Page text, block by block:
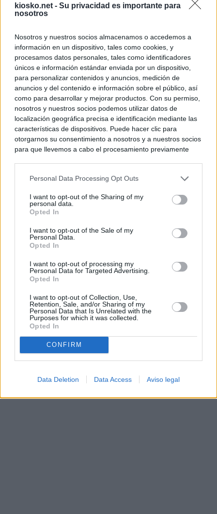
kiosko.net - Su privacidad es importante para
nosotros
Nosotros y nuestros socios almacenamos o accedemos a
información en un dispositivo, tales como cookies, y
procesamos datos personales, tales como identificadores
únicos e información estándar enviada por un dispositivo,
para personalizar contenidos y anuncios, medición de
anuncios y del contenido e información sobre el público, así
como para desarrollar y mejorar productos. Con su permiso,
nosotros y nuestros socios podemos utilizar datos de
localización geográfica precisa e identificación mediante las
características de dispositivos. Puede hacer clic para
otorgarnos su consentimiento a nosotros y a nuestros socios
para que llevemos a cabo el procesamiento previamente
negar su consentimiento. Tenga en cuenta que algún
de su consentimiento, pero usted tiene el derecho de
rechazar tal procesamiento. Sus preferencias se aplicarán
cualquier momento entrando de nuevo en este sitio web o
visitando nuestra política de privacidad.
Personal Data Processing Opt Outs
I want to opt-out of the Sharing of my
personal data.
Opted In
I want to opt-out of the Sale of my
Personal Data.
Opted In
I want to opt-out of processing my
Personal Data for Targeted Advertising.
Opted In
I want to opt-out of Collection, Use,
Retention, Sale, and/or Sharing of my
Personal Data that Is Unrelated with the
Purposes for which it was collected.
Opted In
CONFIRM
Data Deletion Data Access Aviso legal